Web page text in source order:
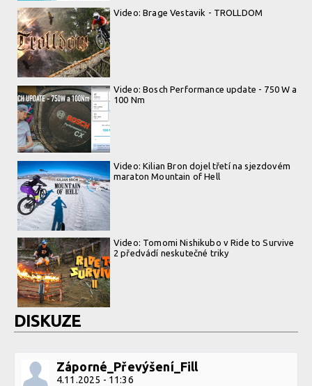
Video: Brage Vestavik - TROLLDOM
Video: Bosch Performance update - 750 W a
100 Nm
Video: Kilian Bron dojel třetí na sjezdovém
maraton Mountain of Hell
Video: Tomomi Nishikubo v Ride to Survive
2 předvádí neskutečné triky
DISKUZE
Záporné_Převýšení_Fill
4.11.2025 - 11:36